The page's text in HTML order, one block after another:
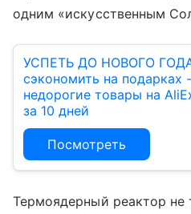
одним «искусственным
УСПЕТЬ ДО НОВОГО
сэкономить на подарках
недорогие товары на
за 10 дней
Посмотреть
Термоядерный реактор